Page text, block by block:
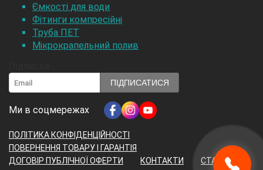
Ємкості для води
Фітинги компресійні
Труба ПЕТ
Мікрокрапельний полив
ПІДПИСАТИСЯ
Ми в соцмережах
ПОЛІТИКА КОНФІДЕНЦІЙНОСТІ
ПОВЕРНЕННЯ ТОВАРУ І ГАРАНТІЯ
ДОГОВІР ПУБЛІЧНОЇ ОФЕРТИ
КОНТАКТИ
СТАТТІ